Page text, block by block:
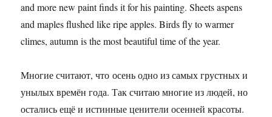
and more new paint finds it for his painting. Sheets aspens
and maples flushed like ripe apples. Birds fly to warmer
climes, autumn is the most beautiful time of the year.
Многие считают, что осень одно из самых грустных и
унылых времён года. Так считаю многие из людей, но
остались ещё и истинные ценители осенней красоты.